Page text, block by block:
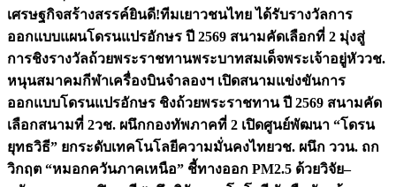
เศรษฐกิจสร้างสรรค์ยินดี!ทีมเยาวชนไทย ได้รับรางวัลการ
ออกแบบแผนโดรนแปรอักษร ปี 2569 สนามคัดเลือกที่ 2 มุ่งสู่
การชิงรางวัลถ้วยพระราชทานพระบาทสมเด็จพระเจ้าอยู่หัววช.
หนุนสมาคมกีฬาเครื่องบินจำลองฯ เปิดสนามแข่งขันการ
ออกแบบโดรนแปรอักษร ชิงถ้วยพระราชทาน ปี 2569 สนามคัด
เลือกสนามที่ 2วช. ผนึกกองทัพภาคที่ 2 เปิดศูนย์พัฒนา “โดรน
ยุทธวิธี” ยกระดับเทคโนโลยีความมั่นคงไทยวช. ผนึก ววน. ถก
วิกฤต “หมอกควันภาคเหนือ” ชี้ทางออก PM2.5 ด้วยวิจัย–